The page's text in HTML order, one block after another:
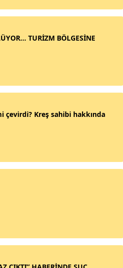
TURİZM BÖLGESİNE
çevirdi? Kreş sahibi hakkında